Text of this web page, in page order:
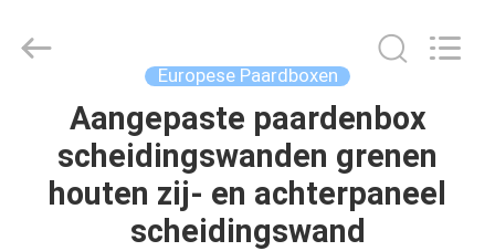
PRODUCTEN
metal
products
Europese Paardboxen
Aangepaste paardenbox
scheidingswanden grenen
houten zij- en achterpaneel
scheidingswand